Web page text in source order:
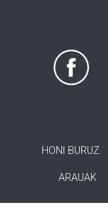
HONI BURUZ
ARAUAK